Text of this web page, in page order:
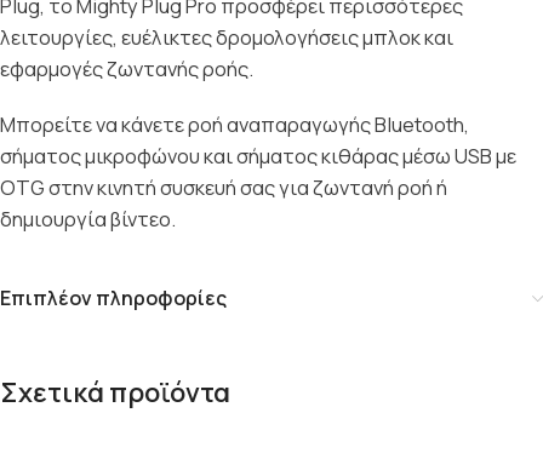
Plug, το Mighty Plug Pro προσφέρει περισσότερες
λειτουργίες, ευέλικτες δρομολογήσεις μπλοκ και
εφαρμογές ζωντανής ροής.
Μπορείτε να κάνετε ροή αναπαραγωγής Bluetooth,
σήματος μικροφώνου και σήματος κιθάρας μέσω USB με
OTG στην κινητή συσκευή σας για ζωντανή ροή ή
δημιουργία βίντεο.
Επιπλέον πληροφορίες
Σχετικά προϊόντα